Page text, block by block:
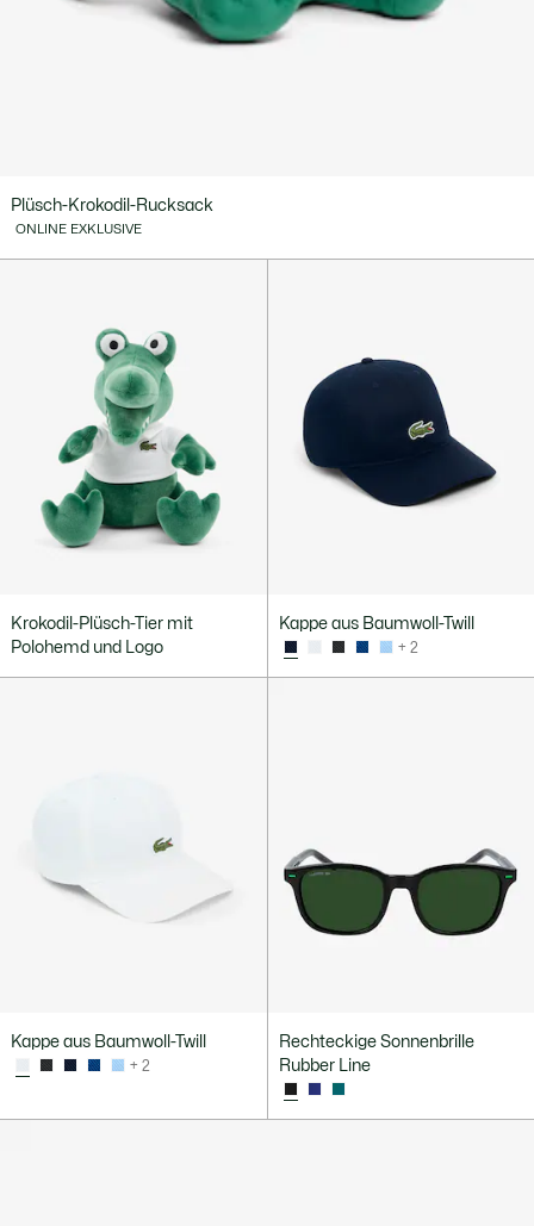
Plüsch-Krokodil-Rucksack
ONLINE EXKLUSIVE
Krokodil-Plüsch-Tier mit
Polohemd und Logo
Kappe aus Baumwoll-Twill
+ 2
Kappe aus Baumwoll-Twill
+ 2
Rechteckige Sonnenbrille
Rubber Line